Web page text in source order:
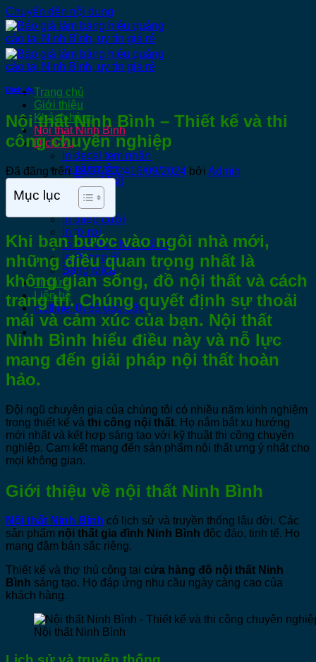
Chuyển đến nội dung
Trang chủ
Giới thiệu
Khách hàng
Nội thất Ninh Bình
Dịch Vụ
In decal tem nhãn
In băng rôn
In Card Visit
In Menu
In PP
In thiệp cưới
In tờ rơi
In hoá đơn Ninh Bình
In Phong Bì
Bảng Mica
Tin tức
Liên hệ
Hotline: 0789 030 030
Dịch Vụ
Nội thất Ninh Bình – Thiết kế và thi
công chuyên nghiệp
Đã đăng trên18/07/202416/09/2024 bởi Admin
Mục lục
Khi bạn bước vào ngôi nhà mới,
những điều quan trọng nhất là
không gian sống, đồ nội thất và cách
trang trí. Chúng quyết định sự thoải
mái và cảm xúc của bạn. Nội thất
Ninh Bình hiểu điều này và nỗ lực
mang đến giải pháp nội thất hoàn
hảo.
Đội ngũ chuyên gia của chúng tôi có nhiều năm kinh nghiệm
trong thiết kế và thi công nội thất. Họ nắm bắt xu hướng
mới nhất và kết hợp sáng tạo với kỹ thuật thi công chuyên
nghiệp. Cam kết mang đến sản phẩm nội thất ưng ý nhất cho
mọi không gian.
Giới thiệu về nội thất Ninh Bình
Nội thất Ninh Bình có lịch sử và truyền thống lâu đời. Các
sản phẩm nội thất gia đình Ninh Bình độc đáo, tinh tế. Họ
mang đậm bản sắc riêng.
Thiết kế và thợ thủ công tại cửa hàng đồ nội thất Ninh
Bình sáng tạo. Họ đáp ứng nhu cầu ngày càng cao của
khách hàng.
Nội thất Ninh Bình